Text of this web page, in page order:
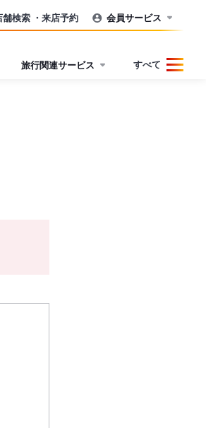
舗検索 ・来店予約 会員サービス
旅行関連サービス すべて